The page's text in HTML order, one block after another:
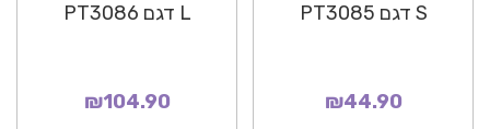
S דגם PT3085
₪44.90
L דגם PT3086
₪104.90